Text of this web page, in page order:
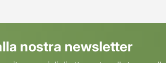
nostra newsletter